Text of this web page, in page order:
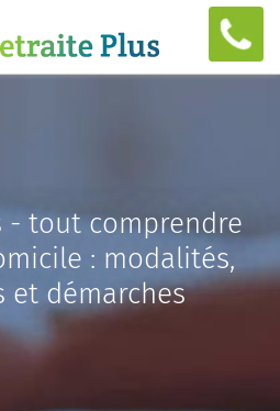
- tout comprendre
: modalités,
et démarches